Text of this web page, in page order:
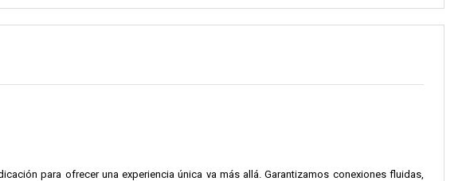
Si le gustan las playas, le encantará la costa oeste. Y si prefiere lugares como la bahía
para ofrecer una experiencia única va más allá. Garantizamos conexiones fluidas,